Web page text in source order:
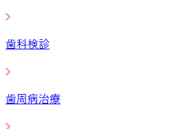
歯科検診
歯周病治療